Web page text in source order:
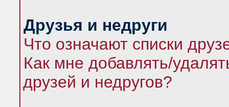
Друзья и недруги
Что означают списки
Как мне добавлять/
друзей и недругов?